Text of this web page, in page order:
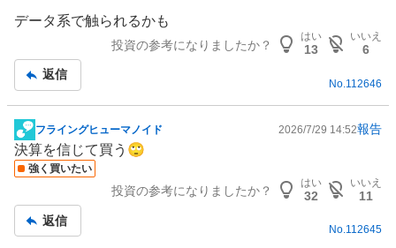
データ系で触られるかも
投資の参考になりましたか？
はい
13
いいえ
6
返信
No. 112646
掲
示
板
フライングヒューマノイド 2026/7/29 14:52報告
決算を信じて買う🙄
強く買いたい
投資の参考になりましたか？
はい
32
いいえ
11
返信
No.112645